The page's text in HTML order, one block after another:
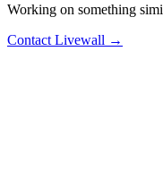
Working on something
Contact Livewall →